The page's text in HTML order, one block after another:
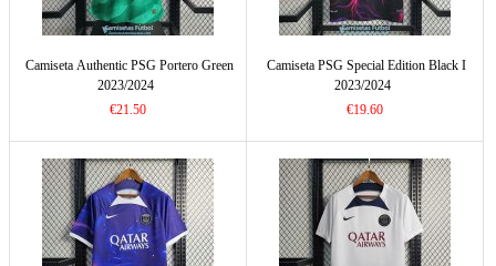
Camiseta Authentic PSG Portero Green
2023/2024
€21.50
Camiseta PSG Special Edition Black I
2023/2024
€19.60